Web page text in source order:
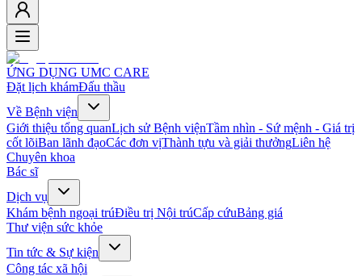
ỨNG DỤNG UMC CARE
Đặt lịch khámĐấu thầu
Về Bệnh viện
Giới thiệu tổng quanLịch sử Bệnh việnTầm nhìn - Sứ mệnh - Giá trị
cốt lõiBan lãnh đạoCác đơn vịThành tựu và giải thưởngLiên hệ
Chuyên khoa
Bác sĩ
Dịch vụ
Khám bệnh ngoại trúĐiều trị Nội trúCấp cứuBảng giá
Thư viện sức khỏe
Tin tức & Sự kiện
Công tác xã hội